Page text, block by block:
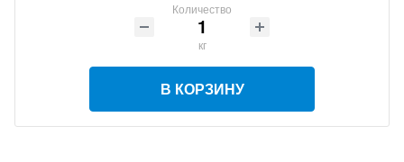
Количество
кг
В КОРЗИНУ